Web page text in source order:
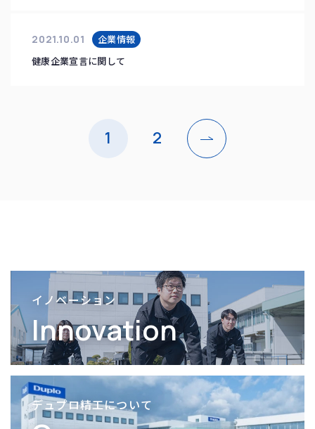
2021.10.01
企業情報
健康企業宣言に関して
1 2
イノベーション
Innovation
デュプロ精工について